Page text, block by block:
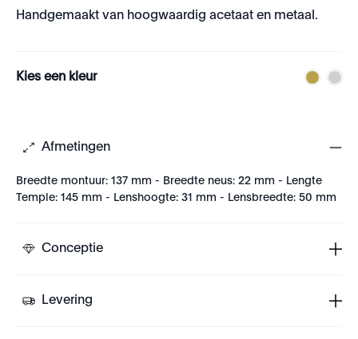
Handgemaakt van hoogwaardig acetaat en metaal.
Kies een kleur
Afmetingen
Breedte montuur: 137 mm - Breedte neus: 22 mm - Lengte
Temple: 145 mm - Lenshoogte: 31 mm - Lensbreedte: 50 mm
Conceptie
Levering